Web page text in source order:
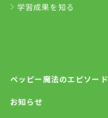
学習成果を知る
ペッピー魔法のエピソード
お知らせ